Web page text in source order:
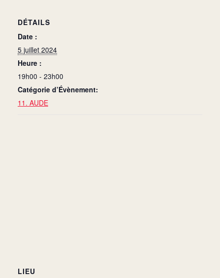
DÉTAILS
Date :
5 juillet 2024
Heure :
19h00 - 23h00
Catégorie d’Évènement:
11. AUDE
LIEU